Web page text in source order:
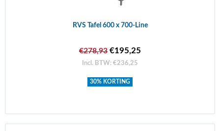
RVS Tafel 600 x 700-Line
€278,93 €195,25
Incl. BTW: €236,25
30% KORTING